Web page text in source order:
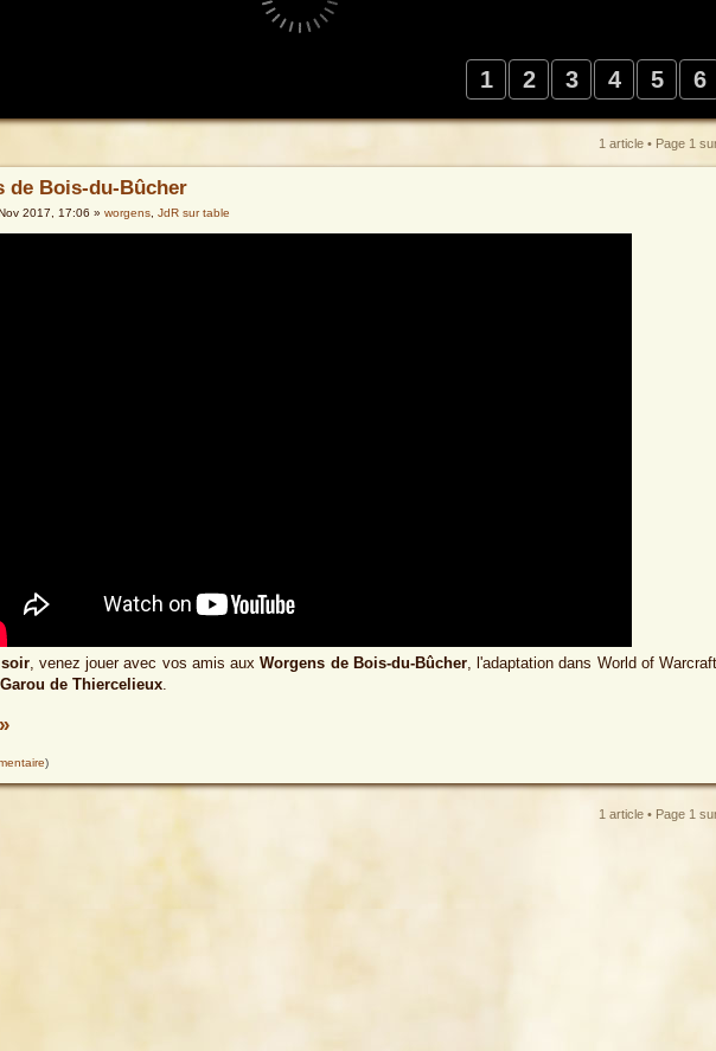
1 2 3 4 5 6
1 article • Page 1
de Bois-du-Bûcher
2017, 17:06 » worgens JdR sur table
, venez jouer avec vos amis auxWorgens de Bois-du-Bûcher, l'adaptation dans World of Warcraft
de Thiercelieux.
)
1 article • Page 1